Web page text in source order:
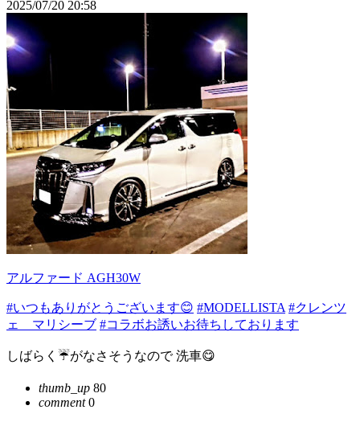
2025/07/20 20:58
アルファード AGH30W
#いつもありがとうございます😊 #MODELLISTA #クレンツ
ェ マリシーブ #コラボお誘いお待ちしております
しばらく☔️がなさそうなので 洗車😋
thumb_up 80
comment0